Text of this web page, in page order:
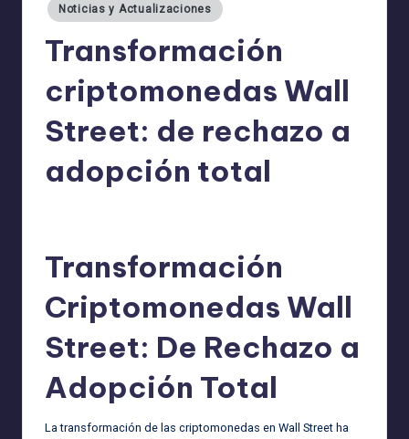
Noticias y Actualizaciones
Transformación
criptomonedas Wall
Street: de rechazo a
adopción total
Transformación
Criptomonedas Wall
Street: De Rechazo a
Adopción Total
La transformación de las criptomonedas en Wall Street ha